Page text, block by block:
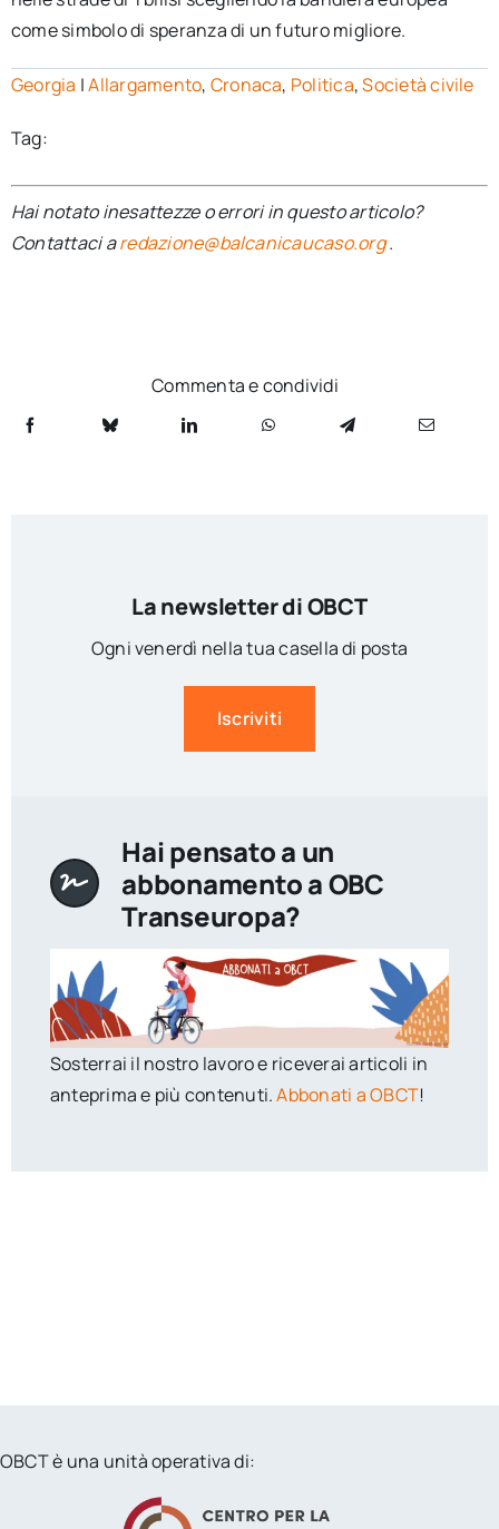
come simbolo di speranza di un futuro migliore.
Georgia |Allargamento, Cronaca, Politica,Società civile
Tag:
Hai notato inesattezze o errori in questo articolo?
Contattaci aredazione@balcanicaucaso.org.
Commenta e condividi
La newsletter di OBCT
Ogni venerdì nella tua casella di posta
Iscriviti
Hai pensato a un
abbonamento a OBC
Transeuropa?
Sosterrai il nostro lavoro e riceverai articoli in
anteprima e più contenuti.Abbonati a OBCT!
OBCT è una unità operativa di: